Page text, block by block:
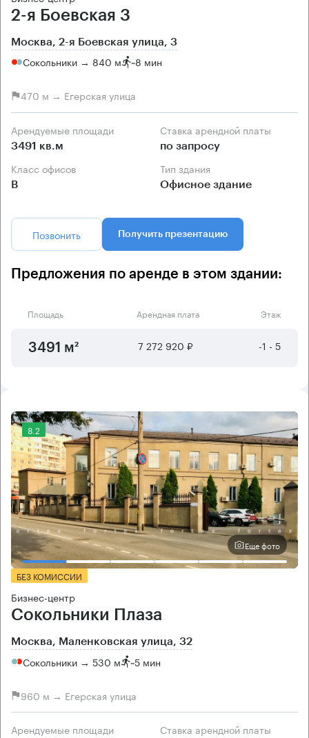
2-я Боевская 3
Москва, 2-я Боевская улица, 3
Сокольники → 840 м ~8 мин
470 м → Егерская улица
Арендуемые площади
3491 кв.м
Ставка арендной платы
по запросу
Класс офисов
B
Тип здания
Офисное здание
Позвонить Получить презентацию
Предложения по аренде в этом здании:
Площадь Арендная плата Этаж
3491 м² 7 272 920 ₽ -1 - 5
8.2
Еще фото
БЕЗ КОМИССИИ
Бизнес-центр
Сокольники Плаза
Москва, Маленковская улица, 32
Сокольники → 530 м ~5 мин
960 м → Егерская улица
Арендуемые площади Ставка арендной платы